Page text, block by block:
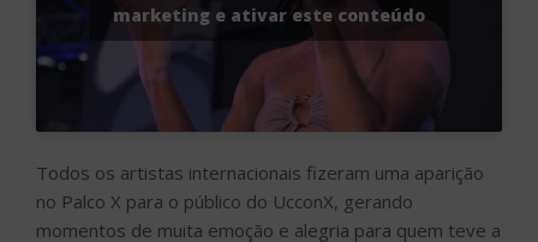
marketing e ativar este conteúdo
Todos os artistas internacionais fizeram uma aparição
no Palco X para o público do UcconX, gerando
momentos de muita emoção e alegria para quem teve a